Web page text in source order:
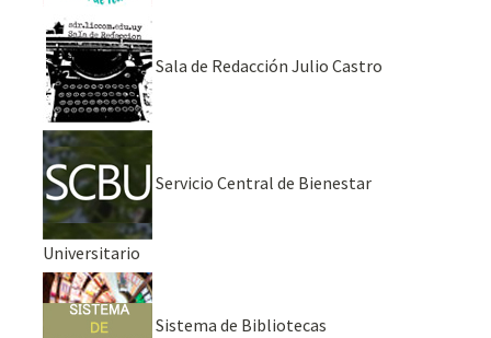
Sala de Redacción Julio Castro
Servicio Central de Bienestar
Universitario
Sistema de Bibliotecas